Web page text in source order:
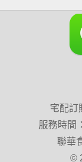
萬歲牌 米果
無調味綜
蜜汁腰果
宅配訂
服務時間 ：
聯華
©